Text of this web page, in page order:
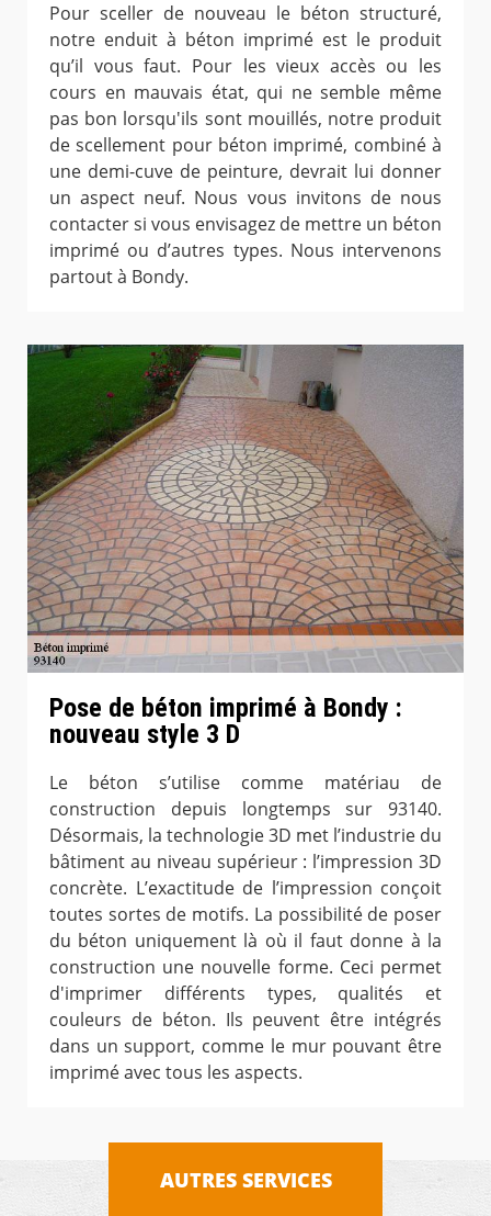
Pour sceller de nouveau le béton structuré,
notre enduit à béton imprimé est le produit
qu’il vous faut. Pour les vieux accès ou les
cours en mauvais état, qui ne semble même
pas bon lorsqu'ils sont mouillés, notre produit
de scellement pour béton imprimé, combiné à
une demi-cuve de peinture, devrait lui donner
un aspect neuf. Nous vous invitons de nous
contacter si vous envisagez de mettre un béton
imprimé ou d’autres types. Nous intervenons
partout à Bondy.
Pose de béton imprimé à Bondy :
nouveau style 3 D
Le béton s’utilise comme matériau de
construction depuis longtemps sur 93140.
Désormais, la technologie 3D met l’industrie du
bâtiment au niveau supérieur : l’impression 3D
concrète. L’exactitude de l’impression conçoit
toutes sortes de motifs. La possibilité de poser
du béton uniquement là où il faut donne à la
construction une nouvelle forme. Ceci permet
d'imprimer différents types, qualités et
couleurs de béton. Ils peuvent être intégrés
dans un support, comme le mur pouvant être
imprimé avec tous les aspects.
AUTRES SERVICES